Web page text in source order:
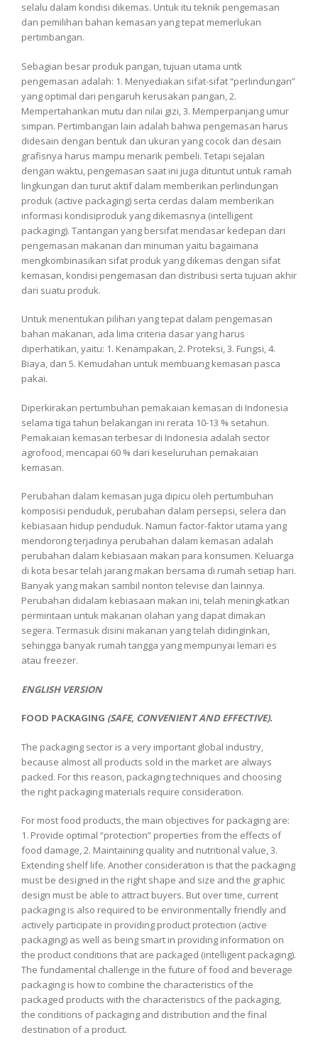
selalu dalam kondisi dikemas. Untuk itu teknik pengemasan
dan pemilihan bahan kemasan yang tepat memerlukan
pertimbangan.
Sebagian besar produk pangan, tujuan utama untk
pengemasan adalah: 1. Menyediakan sifat-sifat “perlindungan”
yang optimal dari pengaruh kerusakan pangan, 2.
Mempertahankan mutu dan nilai gizi, 3. Memperpanjang umur
simpan. Pertimbangan lain adalah bahwa pengemasan harus
didesain dengan bentuk dan ukuran yang cocok dan desain
grafisnya harus mampu menarik pembeli. Tetapi sejalan
dengan waktu, pengemasan saat ini juga dituntut untuk ramah
lingkungan dan turut aktif dalam memberikan perlindungan
produk (active packaging) serta cerdas dalam memberikan
informasi kondisiproduk yang dikemasnya (intelligent
packaging). Tantangan yang bersifat mendasar kedepan dari
pengemasan makanan dan minuman yaitu bagaimana
mengkombinasikan sifat produk yang dikemas dengan sifat
kemasan, kondisi pengemasan dan distribusi serta tujuan akhir
dari suatu produk.
Untuk menentukan pilihan yang tepat dalam pengemasan
bahan makanan, ada lima criteria dasar yang harus
diperhatikan, yaitu: 1. Kenampakan, 2. Proteksi, 3. Fungsi, 4.
Biaya, dan 5. Kemudahan untuk membuang kemasan pasca
pakai.
Diperkirakan pertumbuhan pemakaian kemasan di Indonesia
selama tiga tahun belakangan ini rerata 10-13 % setahun.
Pemakaian kemasan terbesar di Indonesia adalah sector
agrofood, mencapai 60 % dari keseluruhan pemakaian
kemasan.
Perubahan dalam kemasan juga dipicu oleh pertumbuhan
komposisi penduduk, perubahan dalam persepsi, selera dan
kebiasaan hidup penduduk. Namun factor-faktor utama yang
mendorong terjadinya perubahan dalam kemasan adalah
perubahan dalam kebiasaan makan para konsumen. Keluarga
di kota besar telah jarang makan bersama di rumah setiap hari.
Banyak yang makan sambil nonton televise dan lainnya.
Perubahan didalam kebiasaan makan ini, telah meningkatkan
permintaan untuk makanan olahan yang dapat dimakan
segera. Termasuk disini makanan yang telah didinginkan,
sehingga banyak rumah tangga yang mempunyai lemari es
atau freezer.
ENGLISH VERSION
FOOD PACKAGING (SAFE, CONVENIENT AND EFFECTIVE).
The packaging sector is a very important global industry,
because almost all products sold in the market are always
packed. For this reason, packaging techniques and choosing
the right packaging materials require consideration.
For most food products, the main objectives for packaging are:
1. Provide optimal “protection” properties from the effects of
food damage, 2. Maintaining quality and nutritional value, 3.
Extending shelf life. Another consideration is that the packaging
must be designed in the right shape and size and the graphic
design must be able to attract buyers. But over time, current
packaging is also required to be environmentally friendly and
actively participate in providing product protection (active
packaging) as well as being smart in providing information on
the product conditions that are packaged (intelligent packaging).
The fundamental challenge in the future of food and beverage
packaging is how to combine the characteristics of the
packaged products with the characteristics of the packaging,
the conditions of packaging and distribution and the final
destination of a product.